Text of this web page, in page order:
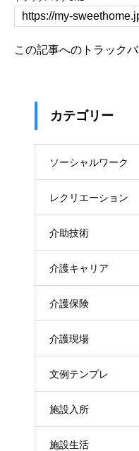
この記事へのトラック
カテゴリー
ソーシャルワーク
レクリエーション
介助技術
介護キャリア
介護保険
介護現場
文例テンプレ
施設入所
施設生活